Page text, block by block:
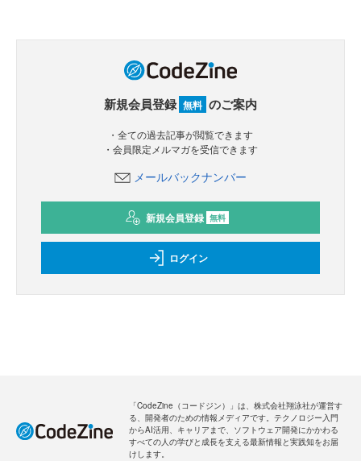
新規会員登録 無料 のご案内
・全ての過去記事が閲覧できます
・会員限定メルマガを受信できます
メールバックナンバー
新規会員登録 無料
ログイン
「CodeZine（コードジン）」は、株式会社翔泳社が運営す
る、開発者のための情報メディアです。テクノロジー入門
からAI活用、キャリアまで、ソフトウェア開発にかかわる
すべての人の学びと成長を支える最新情報と実践知をお届
けします。